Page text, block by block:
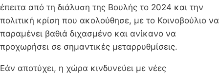
έπειτα από τη διάλυση της Βουλής το 2024 και την
πολιτική κρίση που ακολούθησε, με το Κοινοβούλιο να
παραμένει βαθιά διχασμένο και ανίκανο να
προχωρήσει σε σημαντικές μεταρρυθμίσεις.
Εάν αποτύχει, η χώρα κινδυνεύει με νέες